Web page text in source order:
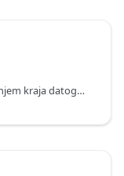
Vraća tekst navedene dužine popunjavanjem kraja datog teksta.